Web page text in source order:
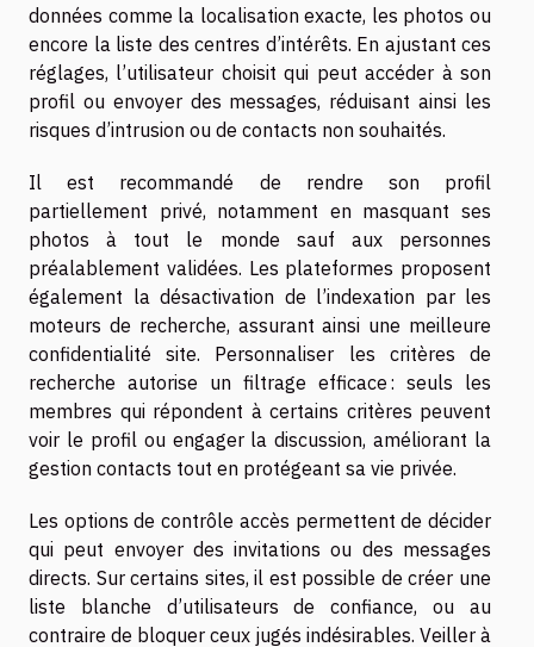
données comme la localisation exacte, les photos ou
encore la liste des centres d’intérêts. En ajustant ces
réglages, l’utilisateur choisit qui peut accéder à son
profil ou envoyer des messages, réduisant ainsi les
risques d’intrusion ou de contacts non souhaités.
Il est recommandé de rendre son profil
partiellement privé, notamment en masquant ses
photos à tout le monde sauf aux personnes
préalablement validées. Les plateformes proposent
également la désactivation de l’indexation par les
moteurs de recherche, assurant ainsi une meilleure
confidentialité site. Personnaliser les critères de
recherche autorise un filtrage efficace : seuls les
membres qui répondent à certains critères peuvent
voir le profil ou engager la discussion, améliorant la
gestion contacts tout en protégeant sa vie privée.
Les options de contrôle accès permettent de décider
qui peut envoyer des invitations ou des messages
directs. Sur certains sites, il est possible de créer une
liste blanche d’utilisateurs de confiance, ou au
contraire de bloquer ceux jugés indésirables. Veiller à